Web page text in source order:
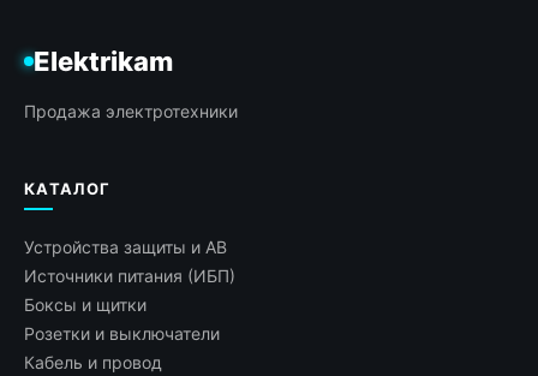
Elektrikam
Продажа электротехники
КАТАЛОГ
Устройства защиты и АВ
Источники питания (ИБП)
Боксы и щитки
Розетки и выключатели
Кабель и провод